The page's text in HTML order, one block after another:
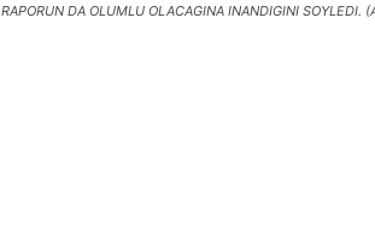
RAPORUN DA OLUMLU OLACAGINA INANDIGINI